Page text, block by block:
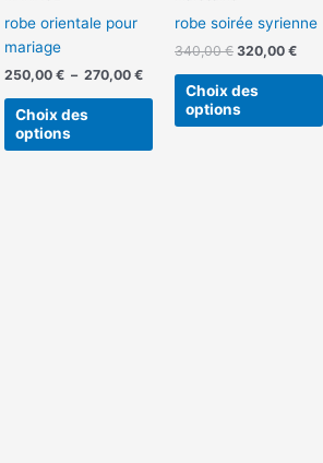
robe orientale pour
mariage
250,00 € – 270,00 €
Choix des
options
page
du
produit
robe soirée syrienne
340,00€ 320,00 €
Choix des
options